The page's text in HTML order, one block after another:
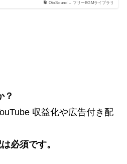
OtoSound – フリーBGMライブラリ
？
収益化や広告付き配
必須です。